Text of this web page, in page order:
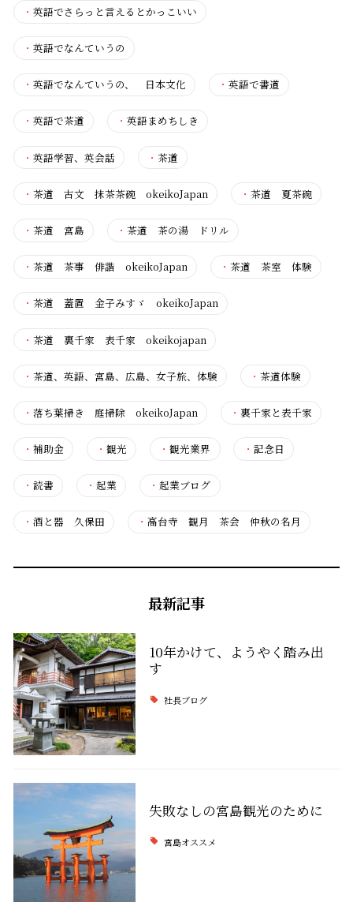
・ 英語でさらっと言えるとかっこいい
・ 英語でなんていうの
・ 英語でなんていうの、 日本文化 ・英語で書道
・ 英語で茶道 ・英語まめちしき
・ 英語学習、英会話 ・茶道
・ 茶道 古文 抹茶茶碗 okeikoJapan ・茶道 夏茶碗
・ 茶道 宮島 ・茶道 茶の湯 ドリル
・ 茶道 茶事 俳諧 okeikoJapan ・茶道 茶室 体験
・ 茶道 蓋置 金子みすゞ okeikoJapan
・ 茶道 裏千家 表千家 okeikojapan
・ 茶道、英語、宮島、広島、女子旅、体験 ・茶道体験
・ 落ち葉掃き 庭掃除 okeikoJapan ・裏千家と表千家
・ 補助金 ・観光 ・観光業界 ・ 記念日
・ 読書 ・起業 ・起業ブログ
・ 酒と器 久保田 ・高台寺 観月 茶会 仲秋の名月
最新記事
10年かけて、ようやく踏み出
す
社長ブログ
失敗なしの宮島観光のために
宮島オススメ